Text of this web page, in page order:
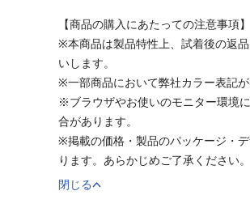
【商品の購入にあたっての注意事項】
※本商品は製品特性上、試着後の返
いします。
※一部商品において弊社カラー表記
※ブラウザやお使いのモニター環境
合があります。
※掲載の価格・製品のパッケージ・
ります。あらかじめご了承ください。
閉じる